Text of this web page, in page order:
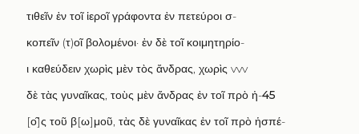
τιθεῖν ἐν τοῖ ἱεροῖ γράφοντα ἐν πετεύροι σ-
κοπεῖν(τ)οῖ βολομένοι· ἐν δὲ τοῖ κοιμητηρίο-
ι καθεύδειν χωρὶς μὲν τὸς ἄνδρας, χωρὶς vvv
δὲ τὰς γυναῖκας, τοὺς μὲν ἄνδρας ἐν τοῖ πρὸ ἠ-45
[ο̑]ς τοῦ β[ω]μοῦ, τὰς δὲ γυναῖκας ἐν τοῖ πρὸ ἡσπέ-